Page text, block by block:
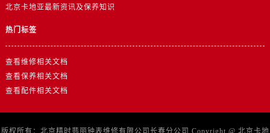
北京卡地亚最新资讯及保养知识
热门标签
查看维修相关文档
查看保养相关文档
查看配件相关文档